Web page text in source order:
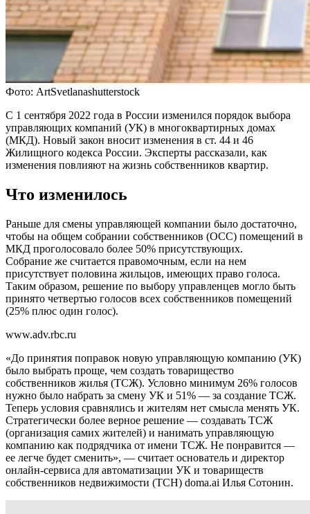
Фото: ArtSvetlanashutterstock
С 1 сентября 2022 года в России изменился порядок выбора
управляющих компаний (УК) в многоквартирных домах
(МКД). Новый закон вносит изменения в ст. 44 и 46
Жилищного кодекса России. Эксперты рассказали, как
изменения повлияют на жизнь собственников квартир.
Что изменилось
Раньше для смены управляющей компании было достаточно,
чтобы на общем собрании собственников (ОСС) помещений в
МКД проголосовало более 50% присутствующих.
Собрание же считается правомочным, если на нем
присутствует половина жильцов, имеющих право голоса.
Таким образом, решение по выбору управленцев могло быть
принято четвертью голосов всех собственников помещений
(25% плюс один голос).
www.adv.rbc.ru
«До принятия поправок новую управляющую компанию (УК)
было выбрать проще, чем создать товарищество
собственников жилья (ТСЖ). Условно минимум 26% голосов
нужно было набрать за смену УК и 51% — за создание ТСЖ.
Теперь условия сравнялись и жителям нет смысла менять УК.
Стратегически более верное решение — создавать ТСЖ
(организация самих жителей) и нанимать управляющую
компанию как подрядчика от имени ТСЖ. Не понравится —
ее легче будет сменить», — считает основатель и директор
онлайн-сервиса для автоматизации УК и товариществ
собственников недвижимости (ТСН) doma.ai Илья Сотонин.